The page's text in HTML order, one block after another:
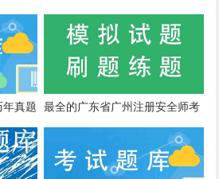
真题
最全的广东省广州注册安全师考